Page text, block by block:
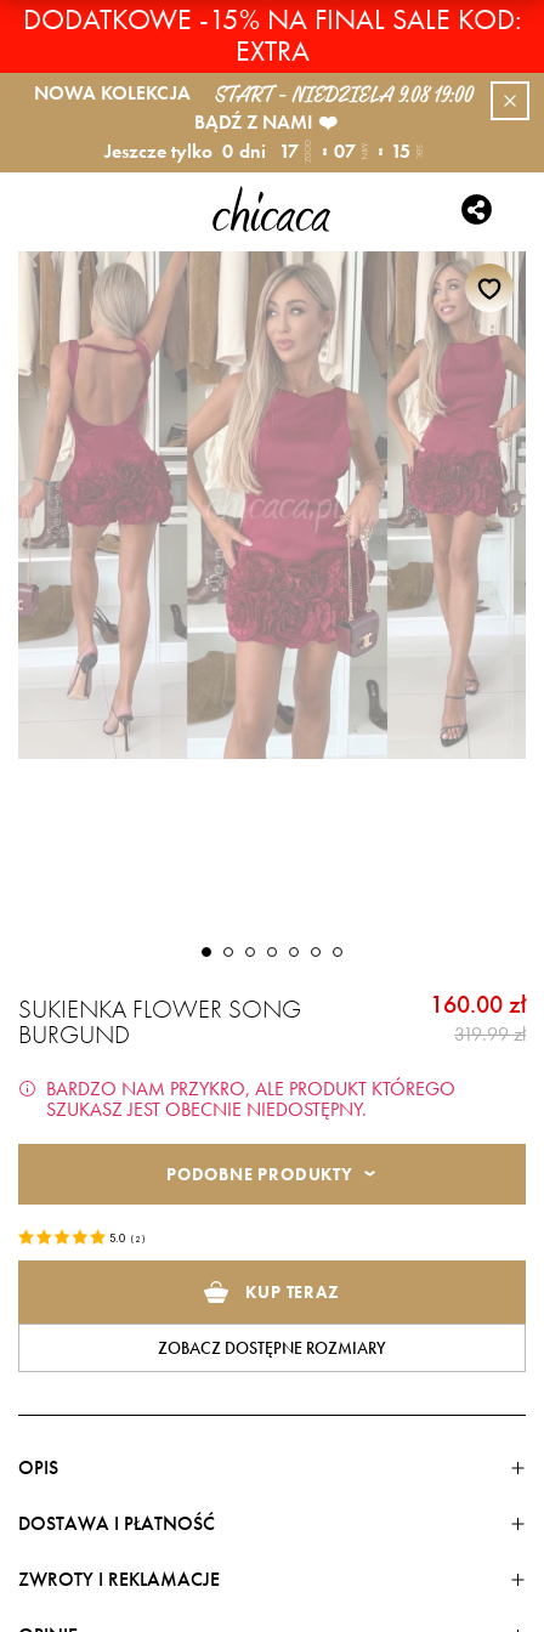
DODATKOWE -15% NA FINAL SALE KOD:
EXTRA
NOWA KOLEKCJA START - NIEDZIELA 9.08 19:00
BĄDŹ Z NAMI ❤️
Jeszcze tylko 0 dni 17 GODZ. 07 MIN. 15 SEK.
SUKIENKA FLOWER SONG
BURGUND
160.00 zł
319.99 zł
BARDZO NAM PRZYKRO, ALE PRODUKT KTÓREGO
SZUKASZ JEST OBECNIE NIEDOSTĘPNY.
PODOBNE PRODUKTY
5.0 ( 2 )
KUP TERAZ
ZOBACZ DOSTĘPNE ROZMIARY
OPIS
DOSTAWA I PŁATNOŚĆ
FORMY DOSTAWY
ZWROTY I REKLAMACJE